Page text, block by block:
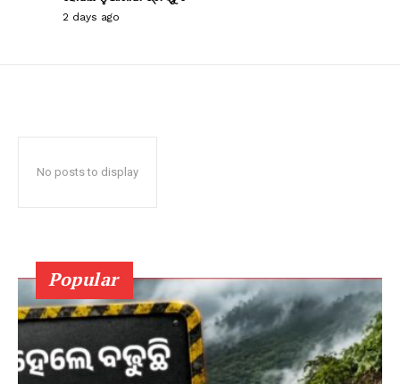
2 days ago
No posts to display
Popular